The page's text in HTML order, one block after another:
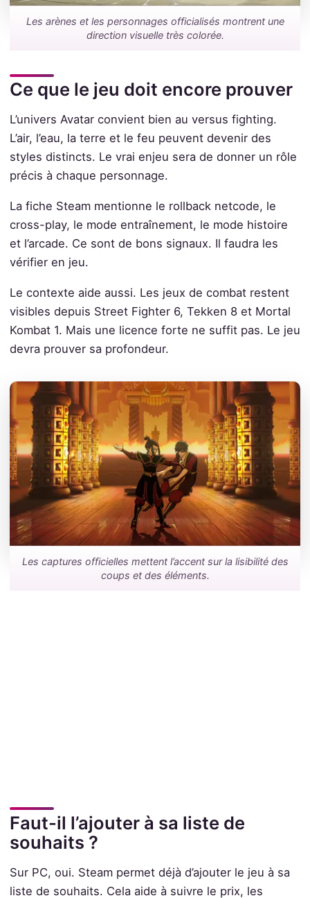
Les arènes et les personnages officialisés montrent une
direction visuelle très colorée.
Ce que le jeu doit encore prouver
L’univers Avatar convient bien au versus fighting.
L’air, l’eau, la terre et le feu peuvent devenir des
styles distincts. Le vrai enjeu sera de donner un rôle
précis à chaque personnage.
La fiche Steam mentionne le rollback netcode, le
cross-play, le mode entraînement, le mode histoire
et l’arcade. Ce sont de bons signaux. Il faudra les
vérifier en jeu.
Le contexte aide aussi. Les jeux de combat restent
visibles depuis Street Fighter 6, Tekken 8 et Mortal
Kombat 1. Mais une licence forte ne suffit pas. Le jeu
devra prouver sa profondeur.
Les captures officielles mettent l’accent sur la lisibilité des
coups et des éléments.
Faut-il l’ajouter à sa liste de
souhaits ?
Sur PC, oui. Steam permet déjà d’ajouter le jeu à sa
liste de souhaits. Cela aide à suivre le prix, les